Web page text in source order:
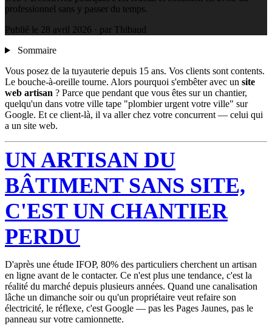
professionnel sans y passer du temps.
Publié le 28 avril 2026 · par Thibaud
Sommaire
Vous posez de la tuyauterie depuis 15 ans. Vos clients sont contents.
Le bouche-à-oreille tourne. Alors pourquoi s'embêter avec un site
web artisan ? Parce que pendant que vous êtes sur un chantier,
quelqu'un dans votre ville tape "plombier urgent votre ville" sur
Google. Et ce client-là, il va aller chez votre concurrent — celui qui
a un site web.
UN ARTISAN DU
BÂTIMENT SANS SITE,
C'EST UN CHANTIER
PERDU
D'après une étude IFOP, 80% des particuliers cherchent un artisan
en ligne avant de le contacter. Ce n'est plus une tendance, c'est la
réalité du marché depuis plusieurs années. Quand une canalisation
lâche un dimanche soir ou qu'un propriétaire veut refaire son
électricité, le réflexe, c'est Google — pas les Pages Jaunes, pas le
panneau sur votre camionnette.